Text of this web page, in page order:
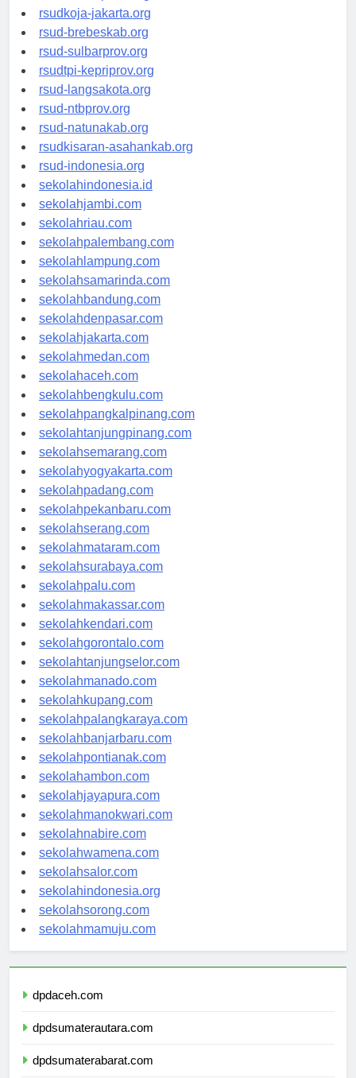
rsud-cilacapkab.org
rsudkoja-jakarta.org
rsud-brebeskab.org
rsud-sulbarprov.org
rsudtpi-kepriprov.org
rsud-langsakota.org
rsud-ntbprov.org
rsud-natunakab.org
rsudkisaran-asahankab.org
rsud-indonesia.org
sekolahindonesia.id
sekolahjambi.com
sekolahriau.com
sekolahpalembang.com
sekolahlampung.com
sekolahsamarinda.com
sekolahbandung.com
sekolahdenpasar.com
sekolahjakarta.com
sekolahmedan.com
sekolahaceh.com
sekolahbengkulu.com
sekolahpangkalpinang.com
sekolahtanjungpinang.com
sekolahsemarang.com
sekolahyogyakarta.com
sekolahpadang.com
sekolahpekanbaru.com
sekolahserang.com
sekolahmataram.com
sekolahsurabaya.com
sekolahpalu.com
sekolahmakassar.com
sekolahkendari.com
sekolahgorontalo.com
sekolahtanjungselor.com
sekolahmanado.com
sekolahkupang.com
sekolahpalangkaraya.com
sekolahbanjarbaru.com
sekolahpontianak.com
sekolahambon.com
sekolahjayapura.com
sekolahmanokwari.com
sekolahnabire.com
sekolahwamena.com
sekolahsalor.com
sekolahindonesia.org
sekolahsorong.com